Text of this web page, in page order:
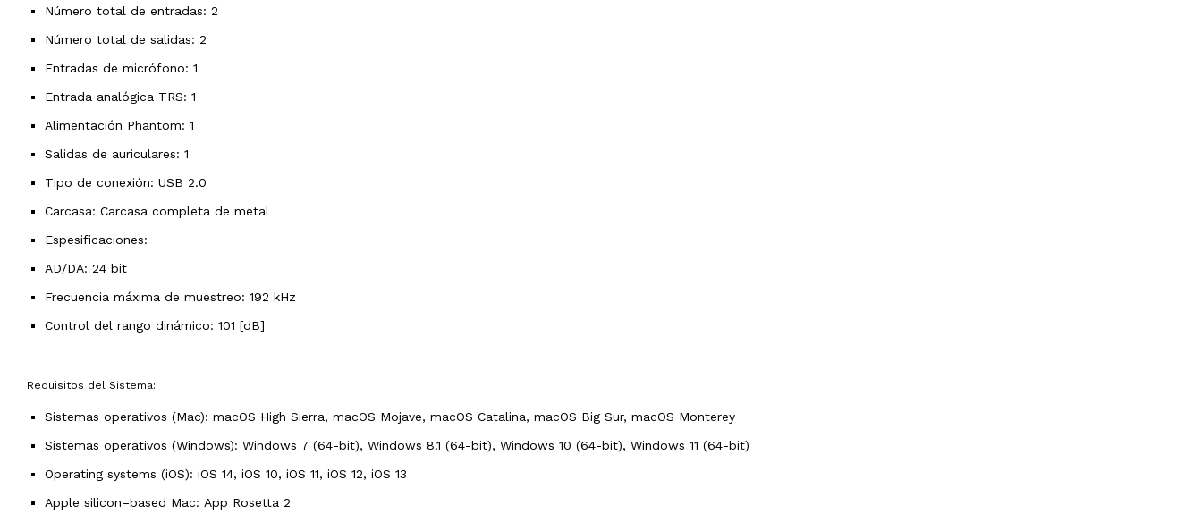
Número total de entradas: 2
Número total de salidas: 2
Entradas de micrófono: 1
Entrada analógica TRS: 1
Alimentación Phantom: 1
Salidas de auriculares: 1
Tipo de conexión: USB 2.0
Carcasa: Carcasa completa de metal
Espesificaciones:
AD/DA: 24 bit
Frecuencia máxima de muestreo: 192 kHz
Control del rango dinámico: 101 [dB]
Requisitos del Sistema:
Sistemas operativos (Mac): macOS High Sierra, macOS Mojave, macOS Catalina, macOS Big Sur, macOS Monterey
Sistemas operativos (Windows): Windows 7 (64-bit), Windows 8.1 (64-bit), Windows 10 (64-bit), Windows 11 (64-bit)
Operating systems (iOS): iOS 14, iOS 10, iOS 11, iOS 12, iOS 13
Apple silicon–based Mac: App Rosetta 2